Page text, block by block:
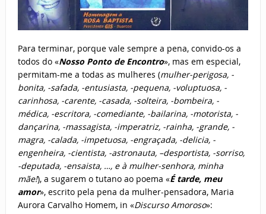
Para terminar, porque vale sempre a pena, convido-os a
todos do «Nosso Ponto de Encontro», mas em especial,
permitam-me a todas as mulheres (mulher-perigosa, -
bonita, -safada, -entusiasta, -pequena, -voluptuosa, -
carinhosa, -carente, -casada, -solteira, -bombeira, -
médica, -escritora, -comediante, -bailarina, -motorista, -
dançarina, -massagista, -imperatriz, -rainha, -grande, -
magra, -calada, -impetuosa, -engraçada, -delicia, -
engenheira, -cientista, -astronauta, –desportista, -sorriso,
-deputada, -ensaista, …, e à mulher-senhora, minha
mãe!), a sugarem o tutano ao poema «É tarde, meu
amor», escrito pela pena da mulher-pensadora, Maria
Aurora Carvalho Homem, in «Discurso Amoroso»: